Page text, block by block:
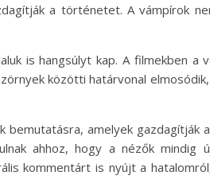
a történetet. A vámpírok
is hangsúlyt kap. A filmekben a
közötti határvonal
amelyek gazdagítják
ahhoz, hogy a nézők mindig
kommentárt is nyújt a